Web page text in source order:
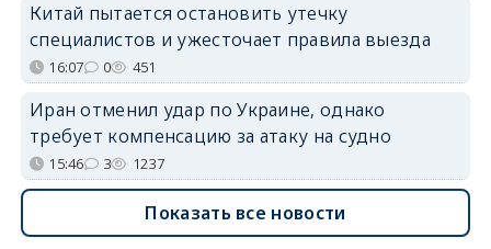
Китай пытается остановить утечку
специалистов и ужесточает правила выезда
16:07 0 451
Иран отменил удар по Украине, однако
требует компенсацию за атаку на судно
15:46 3 1237
Показать все новости